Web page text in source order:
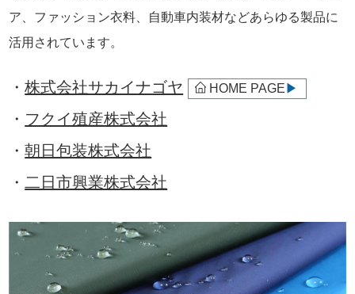
ア、ファッション衣料、自動車内装材などあらゆる製品に
活用されています。
・株式会社サカイナゴヤ HOME PAGE ▶
・ フクイ殖産株式会社
・朝日包装株式会社
・二日市興業株式会社